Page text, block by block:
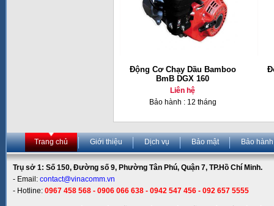
Động Cơ Chạy Dầu Bamboo
BmB DGX 160
Liên hệ
Bảo hành : 12 tháng
Trang chủ Giới thiệu Dịch vụ Bảo mật Bảo hành
Trụ sở 1: Số 150, Đường số 9, Phường Tân Phú, Quận 7, TP.Hồ Chí Minh.
- Email: contact@vinacomm.vn
- Hotline: 0967 458 568 - 0906 066 638 - 0942 547 456 - 092 657 5555